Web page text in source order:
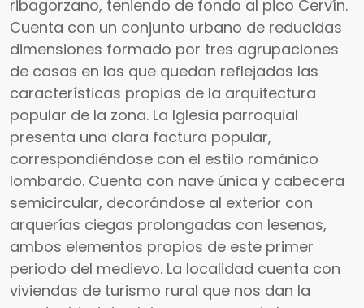
ribagorzano, teniendo de fondo al pico Cervín.
Cuenta con un conjunto urbano de reducidas
dimensiones formado por tres agrupaciones
de casas en las que quedan reflejadas las
características propias de la arquitectura
popular de la zona. La Iglesia parroquial
presenta una clara factura popular,
correspondiéndose con el estilo románico
lombardo. Cuenta con nave única y cabecera
semicircular, decorándose al exterior con
arquerías ciegas prolongadas con lesenas,
ambos elementos propios de este primer
periodo del medievo. La localidad cuenta con
viviendas de turismo rural que nos dan la